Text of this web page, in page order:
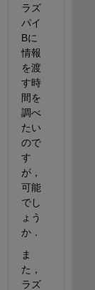
ラズ
パイ
Bに
情報
を渡
す時
間を
調べ
たい
ので
す
が，
可能
でし
ょう
か．
ま
た，
ラズ